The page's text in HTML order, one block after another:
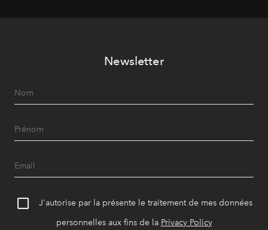
Newsletter
J'autorise par la présente le traitement de mes données
personnelles aux fins de la Privacy Policy